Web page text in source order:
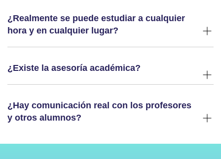
¿Realmente se puede estudiar a cualquier
hora y en cualquier lugar?
¿Existe la asesoría académica?
¿Hay comunicación real con los profesores
y otros alumnos?